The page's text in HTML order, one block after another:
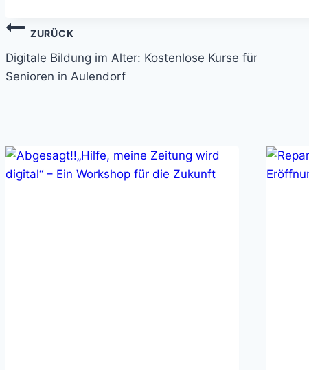
Beitragsnavigation
ZURÜCK
Digitale Bildung im Alter: Kostenlose Kurse für
Senioren in Aulendorf